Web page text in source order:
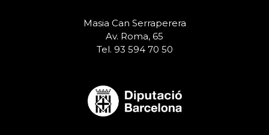
Masia Can Serraperera
Av. Roma, 65
Tel. 93 594 70 50